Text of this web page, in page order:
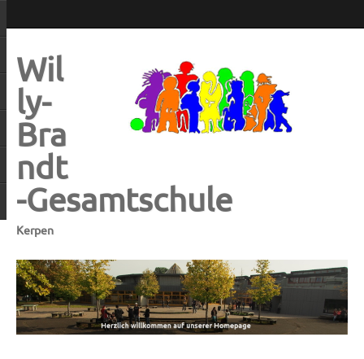
Wil
ly-
Bra
ndt
-Gesamtschule
Kerpen